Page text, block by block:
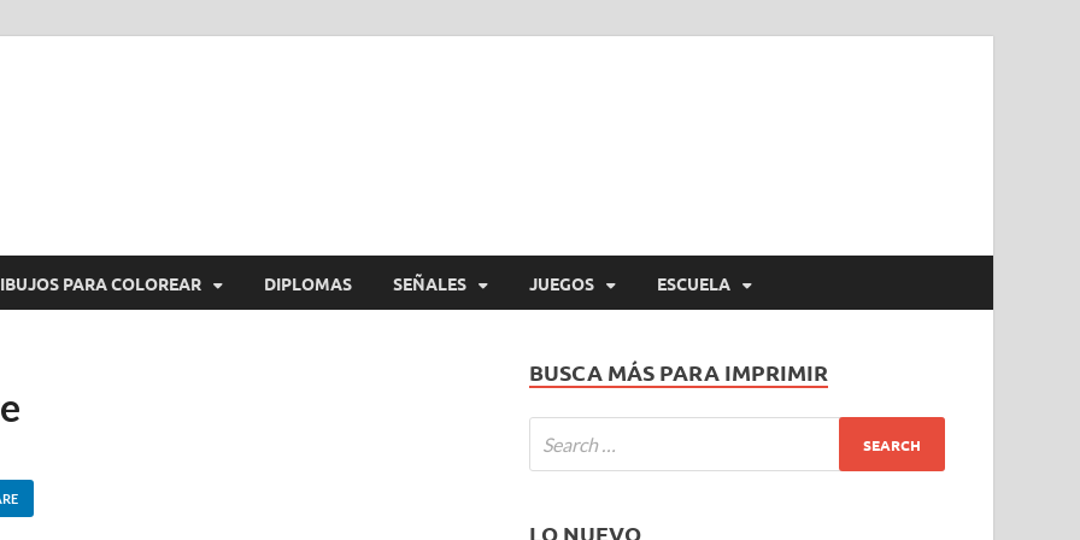
PARA COLOREAR DIPLOMAS SEÑALES JUEGOS ESCUELA
BUSCA MÁS PARA IMPRIMIR
LO NUEVO